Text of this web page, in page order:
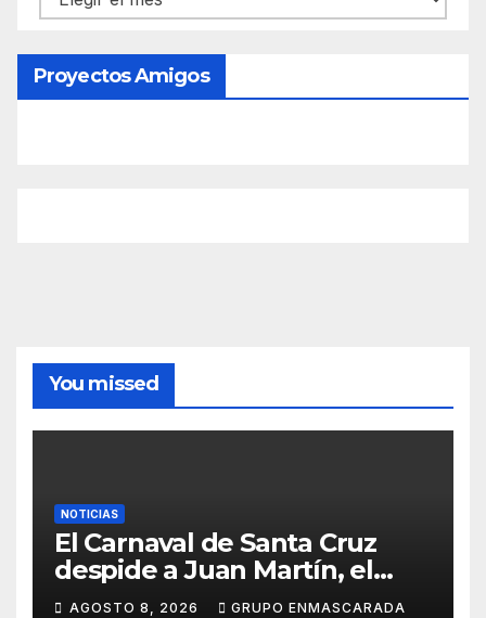
Proyectos Amigos
You missed
NOTICIAS
El Carnaval de Santa Cruz
despide a Juan Martín, el
inolvidable «Cristóbal Colón»
AGOSTO 8, 2026 GRUPO ENMASCARADA